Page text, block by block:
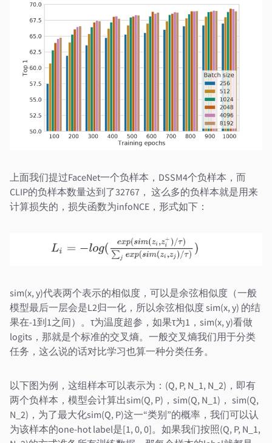
上面我们提过FaceNet一个负样本，DSSM4个负样本，而
CLIP的负样本数量达到了32767， 这么多的负样本就是用来
计算损失的，损失函数为infoNCE，形式如下：
sim(x, y)代表两个表示的相似度，可以是余弦相似度（一般
模型最后一层会是L2归一化，所以余弦相似度 sim(x, y) 的结
果在-1到1之间）。τ为温度超参，如果τ为1，sim(x, y)看做
logits，那就是个标准的交叉熵。一般交叉熵我们用于分类
任务，这么说的话对比学习也算一种分类任务。
以下图为例，这组样本可以表示为：(Q, P, N_1, N_2)，即有
两个负样本，模型会计算出sim(Q, P)，sim(Q, N_1)， sim(Q,
N_2)，为了最大化sim(Q, P)这一“类别”的概率，我们可以认
为该样本的one-hot label是[1, 0, 0]。如果我们按照(Q, P, N_1,